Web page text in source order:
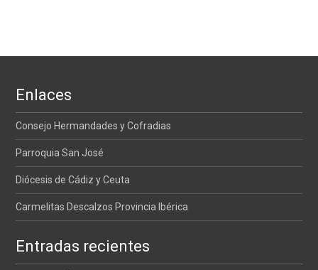
Enlaces
Consejo Hermandades y Cofradias
Parroquia San José
Diócesis de Cádiz y Ceuta
Carmelitas Descalzos Provincia Ibérica
Entradas recientes